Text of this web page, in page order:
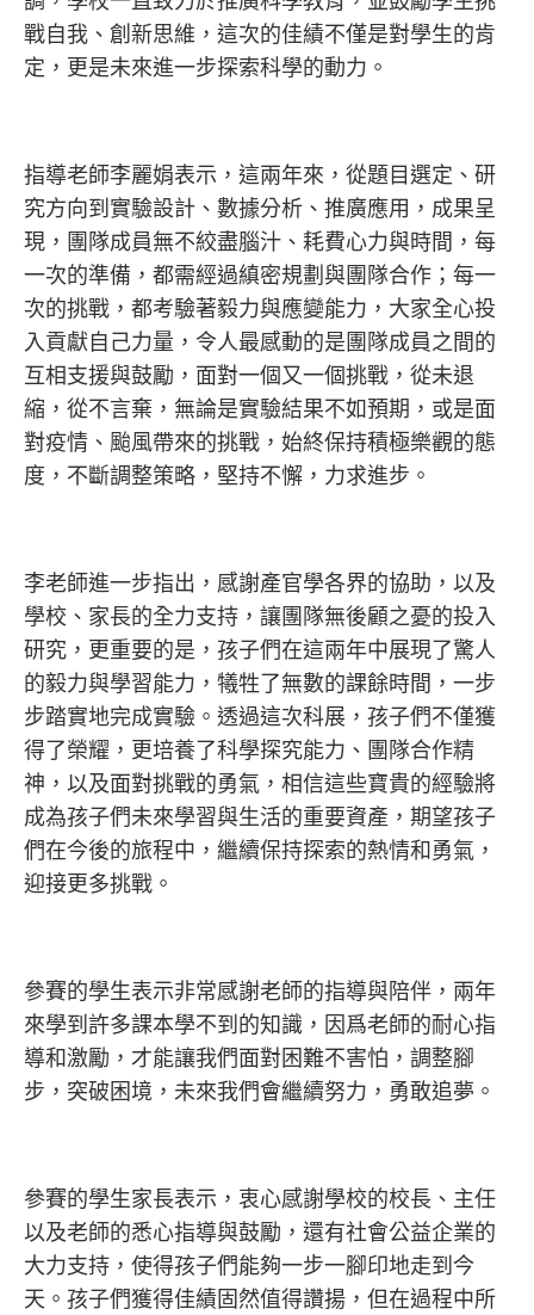
戰自我、創新思維，這次的佳績不僅是對學生的肯
定，更是未來進一步探索科學的動力。
指導老師李麗娟表示，這兩年來，從題目選定、研
究方向到實驗設計、數據分析、推廣應用，成果呈
現，團隊成員無不絞盡腦汁、耗費心力與時間，每
一次的準備，都需經過縝密規劃與團隊合作；每一
次的挑戰，都考驗著毅力與應變能力，大家全心投
入貢獻自己力量，令人最感動的是團隊成員之間的
互相支援與鼓勵，面對一個又一個挑戰，從未退
縮，從不言棄，無論是實驗結果不如預期，或是面
對疫情、颱風帶來的挑戰，始終保持積極樂觀的態
度，不斷調整策略，堅持不懈，力求進步。
李老師進一步指出，感謝產官學各界的協助，以及
學校、家長的全力支持，讓團隊無後顧之憂的投入
研究，更重要的是，孩子們在這兩年中展現了驚人
的毅力與學習能力，犧牲了無數的課餘時間，一步
步踏實地完成實驗。透過這次科展，孩子們不僅獲
得了榮耀，更培養了科學探究能力、團隊合作精
神，以及面對挑戰的勇氣，相信這些寶貴的經驗將
成為孩子們未來學習與生活的重要資產，期望孩子
們在今後的旅程中，繼續保持探索的熱情和勇氣，
迎接更多挑戰。
參賽的學生表示非常感謝老師的指導與陪伴，兩年
來學到許多課本學不到的知識，因爲老師的耐心指
導和激勵，才能讓我們面對困難不害怕，調整腳
步，突破困境，未來我們會繼續努力，勇敢追夢。
參賽的學生家長表示，衷心感謝學校的校長、主任
以及老師的悉心指導與鼓勵，還有社會公益企業的
大力支持，使得孩子們能夠一步一腳印地走到今
天。孩子們獲得佳績固然值得讚揚，但在過程中所